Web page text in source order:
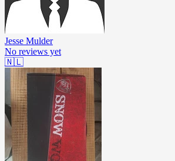
Jesse Mulder
No reviews yet
🇳🇱